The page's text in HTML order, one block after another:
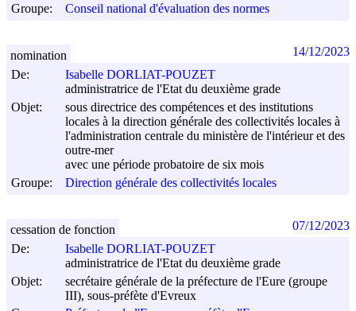
Groupe:
Conseil national d'évaluation des normes
De:
Isabelle DORLIAT-POUZET
administratrice de l'Etat du deuxième grade
Objet:
sous directrice des compétences et des institutions
locales à la direction générale des collectivités locales à
l'administration centrale du ministère de l'intérieur et des
outre-mer
avec une période probatoire de six mois
Groupe:
Direction générale des collectivités locales
nomination 14/12/2023
De:
Isabelle DORLIAT-POUZET
administratrice de l'Etat du deuxième grade
Objet:
secrétaire générale de la préfecture de l'Eure (groupe
III), sous-préfète d'Evreux
cessation de fonction 07/12/2023